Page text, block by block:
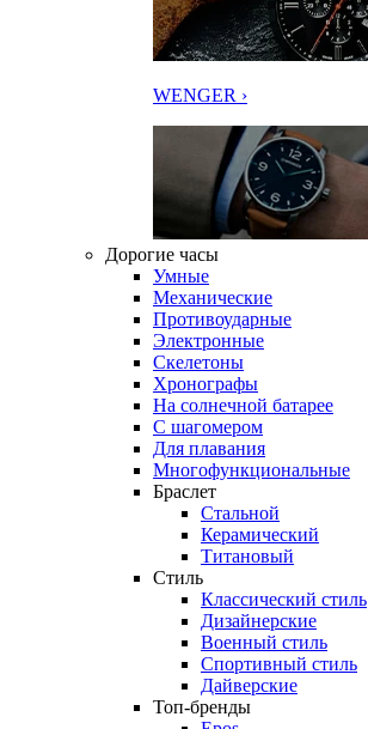
WENGER ›
Дорогие часы
Умные
Механические
Противоударные
Электронные
Скелетоны
Хронографы
На солнечной батарее
С шагомером
Для плавания
Многофункциональные
Браслет
Стальной
Керамический
Титановый
Стиль
Классический стиль
Дизайнерские
Военный стиль
Спортивный стиль
Дайверские
Топ-бренды